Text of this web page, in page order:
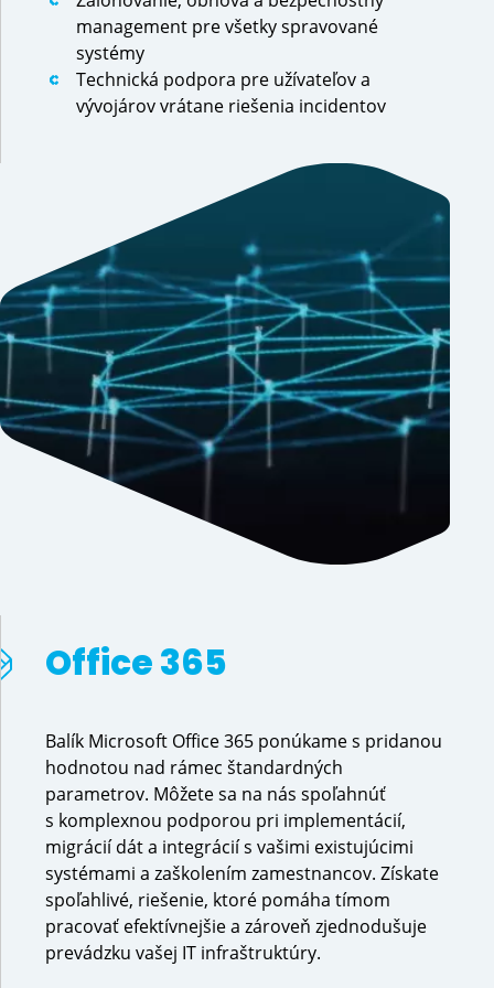
management pre všetky spravované
systémy
Technická podpora pre užívateľov a
vývojárov vrátane riešenia incidentov
Office 365
Balík Microsoft Office 365 ponúkame s pridanou
hodnotou nad rámec štandardných
parametrov. Môžete sa na nás spoľahnúť
s komplexnou podporou pri implementácií,
migrácií dát a integrácií s vašimi existujúcimi
systémami a zaškolením zamestnancov. Získate
spoľahlivé, riešenie, ktoré pomáha tímom
pracovať efektívnejšie a zároveň zjednodušuje
prevádzku vašej IT infraštruktúry.